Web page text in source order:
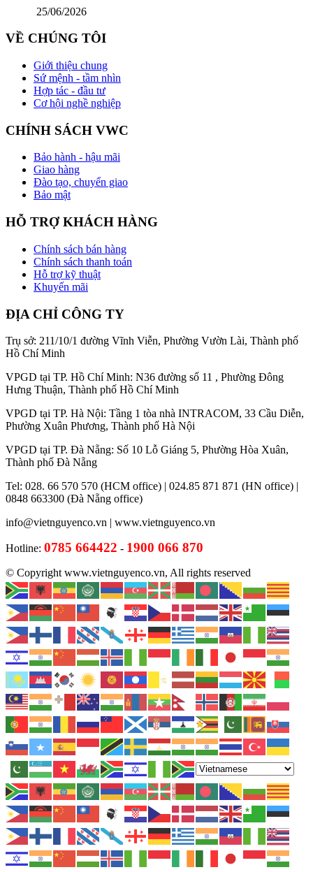
25/06/2026
VỀ CHÚNG TÔI
Giới thiệu chung
Sứ mệnh - tầm nhìn
Hợp tác - đầu tư
Cơ hội nghề nghiệp
CHÍNH SÁCH VWC
Bảo hành - hậu mãi
Giao hàng
Đào tạo, chuyển giao
Bảo mật
HỖ TRỢ KHÁCH HÀNG
Chính sách bán hàng
Chính sách thanh toán
Hỗ trợ kỹ thuật
Khuyến mãi
ĐỊA CHỈ CÔNG TY
Trụ sở: 211/10/1 đường Vĩnh Viễn, Phường Vườn Lài, Thành phố
Hồ Chí Minh
VPGD tại TP. Hồ Chí Minh: N36 đường số 11 , Phường Đông
Hưng Thuận, Thành phố Hồ Chí Minh
VPGD tại TP. Hà Nội: Tầng 1 tòa nhà INTRACOM, 33 Cầu Diễn,
Phường Xuân Phương, Thành phố Hà Nội
VPGD tại TP. Đà Nẵng: Số 10 Lỗ Giáng 5, Phường Hòa Xuân,
Thành phố Đà Nẵng
Tel: 028. 66 570 570 (HCM office) | 024.85 871 871 (HN office) |
0848 663300 (Đà Nẵng office)
info@vietnguyenco.vn | www.vietnguyenco.vn
Hotline: 0785 664422 - 1900 066 870
© Copyright www.vietnguyenco.vn, All rights reserved